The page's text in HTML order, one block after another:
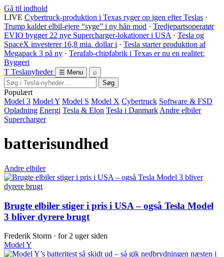
Gå til indhold
LIVE Cybertruck-produktion i Texas ryger op igen efter Teslas ·
Trump kalder elbil-ejere “syge” i ny hån mod · Tredjepartsoperatør
EVIO bygger 22 nye Supercharger-lokationer i USA · Tesla og
SpaceX investerer 16,8 mia. dollar i · Tesla starter produktion af
Megapack 3 på ny · Terafab-chipfabrik i Texas er nu en realitet:
Byggeri
T Teslanyheder ☰ Menu
⌕
Søg
Populært
Model 3 Model Y Model S Model X Cybertruck Software & FSD
Opladning Energi Tesla & Elon Tesla i Danmark Andre elbiler
Supercharger
batterisundhed
Andre elbiler
Brugte elbiler stiger i pris i USA – også Tesla Model
3 bliver dyrere brugt
Frederik Storm · for 2 uger siden
Model Y